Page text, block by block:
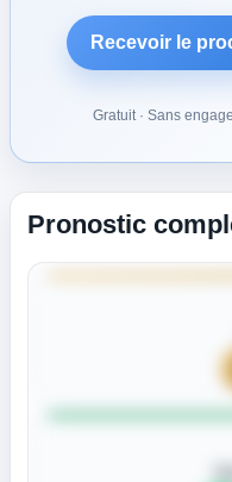
Turnstile*
Recevoir le
Gratuit · Sans
Pronostic